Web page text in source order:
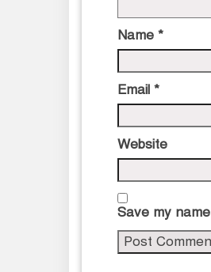
Name *
Email *
Website
Save my